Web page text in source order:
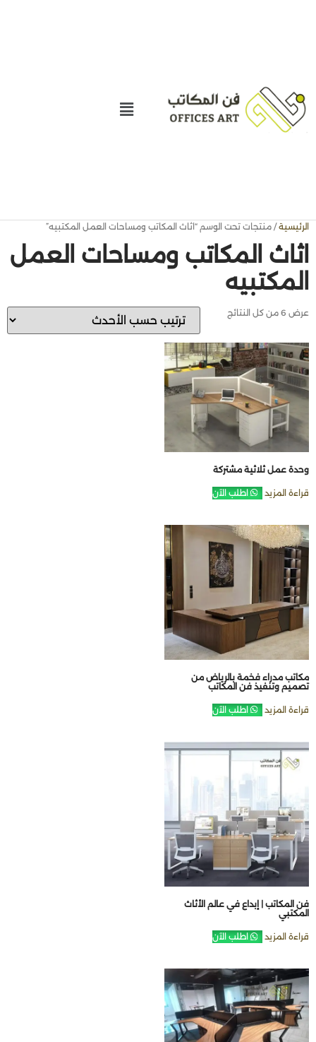
الرئيسية/ منتجات تحت الوسم “اثاث المكاتب ومساحات العمل المكتبيه”
اثاث المكاتب ومساحات العمل
المكتبيه
عرض ⁦6⁩ من كل النتائج
وحدة عمل ثلاثية مشتركة
قراءة المزيد اطلب الآن
مكاتب مدراء فخمة بالرياض من
تصميم وتنفيذ فن المكاتب
قراءة المزيد اطلب الآن
فن المكاتب | إبداع في عالم الأثاث
المكتبي
قراءة المزيد اطلب الآن